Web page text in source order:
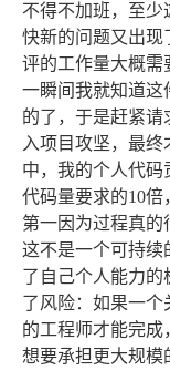
不得不加班，至少
快新的问题又出现
评的工作量大概需
一瞬间我就知道这
的了，于是赶紧请
入项目攻坚，最
中，我的个人代码
代码量要求的10倍
第一因为过程真的
这不是一个可持续
了自己个人能力的
了风险：如果一个
的工程师才能完成
想要承担更大规模